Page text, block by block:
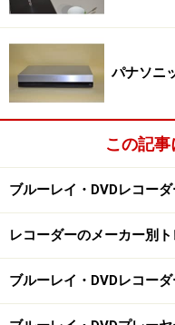
パナソニ
この記
ブルーレイ・DVDレコー
レコーダーのメーカー別
ブルーレイ・DVDレコー